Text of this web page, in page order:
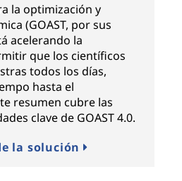
la optimización y
(GOAST, por sus
acelerando la
que los científicos
todos los días,
hasta el
resumen cubre las
clave de GOAST 4.0.
la solución